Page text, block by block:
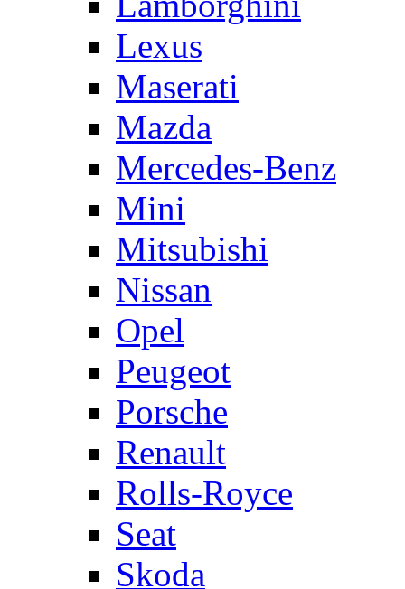
Lexus
Maserati
Mazda
Mercedes-Benz
Mini
Mitsubishi
Nissan
Opel
Peugeot
Porsche
Renault
Rolls-Royce
Seat
Skoda